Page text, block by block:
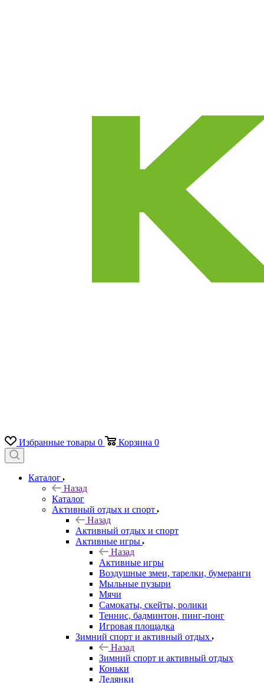
Избранные товары 0 Корзина 0
Каталог
Назад
Каталог
Активный отдых и спорт
Назад
Активный отдых и спорт
Активные игры
Назад
Активные игры
Воздушные змеи, тарелки, бумеранги
Мыльные пузыри
Мячи
Самокаты, скейты, ролики
Теннис, бадминтон, пинг-понг
Игровая площадка
Зимний спорт и активный отдых
Назад
Зимний спорт и активный отдых
Коньки
Ледянки